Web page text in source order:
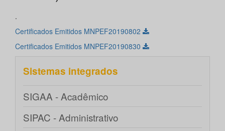
.
Certificados Emitidos MNPEF20190802
Certificados Emitidos MNPEF20190830
Sistemas integrados
SIGAA - Acadêmico
SIPAC - Administrativo